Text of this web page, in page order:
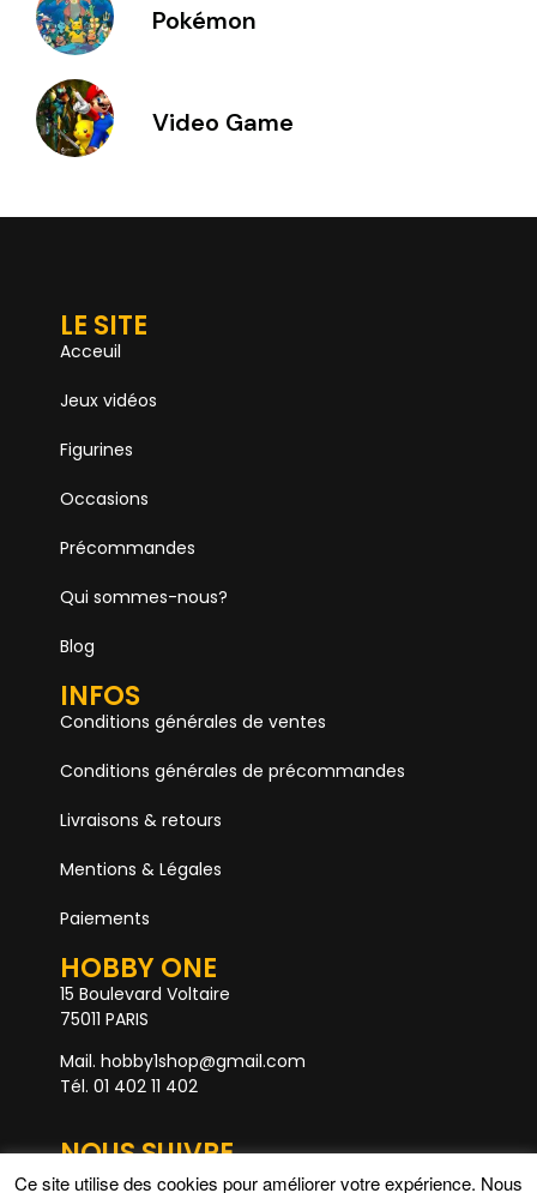
Pokémon
Video Game
LE SITE
Acceuil
Jeux vidéos
Figurines
Occasions
Précommandes
Qui sommes-nous?
Blog
INFOS
Conditions générales de ventes
Conditions générales de précommandes
Livraisons & retours
Mentions & Légales
Paiements
HOBBY ONE
15 Boulevard Voltaire
75011 PARIS
Mail. hobby1shop@gmail.com
Tél. 01 402 11 402
NOUS SUIVRE
Ce site utilise des cookies pour améliorer votre expérience. Nous